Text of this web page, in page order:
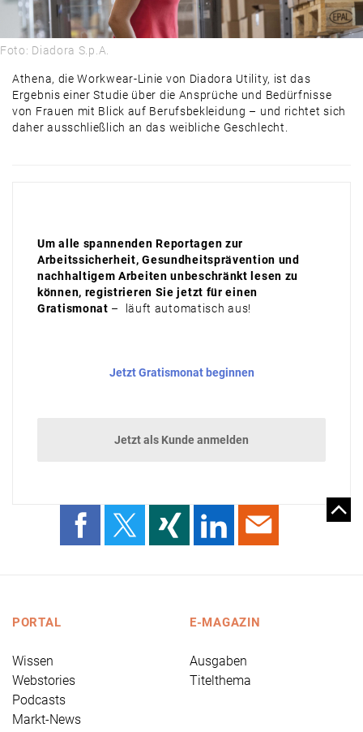
Foto: Diadora S.p.A.
Athena, die Workwear-Linie von Diadora Utility, ist das
Ergebnis einer Studie über die Ansprüche und Bedürfnisse
von Frauen mit Blick auf Berufsbekleidung – und richtet sich
daher ausschließlich an das weibliche Geschlecht.
Um alle spannenden Reportagen zur
Arbeitssicherheit, Gesundheitsprävention und
nachhaltigem Arbeiten unbeschränkt lesen zu
können, registrieren Sie jetzt für einen
Gratismonat – läuft automatisch aus!
Jetzt Gratismonat beginnen
Jetzt als Kunde anmelden
PORTAL
Wissen
Webstories
Podcasts
Markt-News
E-MAGAZIN
Ausgaben
Titelthema